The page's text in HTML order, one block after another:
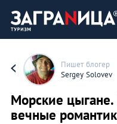
Пишет блогер
Sergey Solovev
Морские
вечные